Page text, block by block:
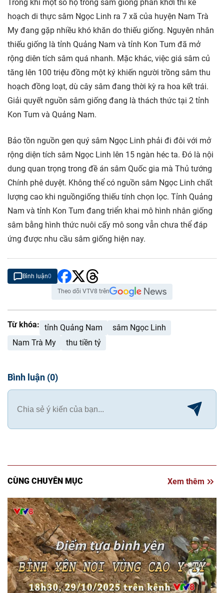
Trong khi một số hộ trồng sâm giống phấn khởi thì kế
hoạch di thực sâm Ngọc Linh ra 7 xã của huyện Nam Trà
My đang gặp nhiều khó khăn do thiếu giống. Nguyên nhân
thiếu giống là tỉnh Quảng Nam và tỉnh Kon Tum đã mở
rộng diên tích sâm quá nhanh. Mặc khác, việc giá sâm củ
tăng lên 100 triệu đồng một ký khiến người trồng sâm thu
hoạch đồng loạt, dù cây sâm đang thời kỳ ra hoa kết trái.
Giải quyết nguồn sâm giống đang là thách thức tại 2 tỉnh
Kon Tum và Quảng Nam.
Bảo tồn nguồn gen quý sâm Ngọc Linh phải đi đôi với mở
rộng diện tích sâm Ngọc Linh lên 15 ngàn héc ta. Đó là nội
dung quan trọng trong đề án sâm Quốc gia mà Thủ tướng
Chính phê duyệt. Không thể có nguồn sâm Ngọc Linh chất
lượng cao khi nguồngiống thiếu tính chọn lọc. Tỉnh Quảng
Nam và tỉnh Kon Tum đang triển khai mô hình nhân giống
sâm bằng hình thức nuôi cấy mô song vẫn chưa thể đáp
ứng được nhu cầu sâm giống hiện nay.
Bình luận0
Theo dõi VTV8 trên
Từ khóa: tỉnh Quảng Nam
sâm Ngọc Linh
Nam Trà My
thu tiền tỷ
Bình luận (0)
CÙNG CHUYÊN MỤC Xem thêm